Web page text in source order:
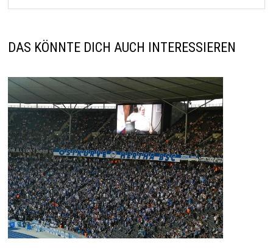
DAS KÖNNTE DICH AUCH INTERESSIEREN